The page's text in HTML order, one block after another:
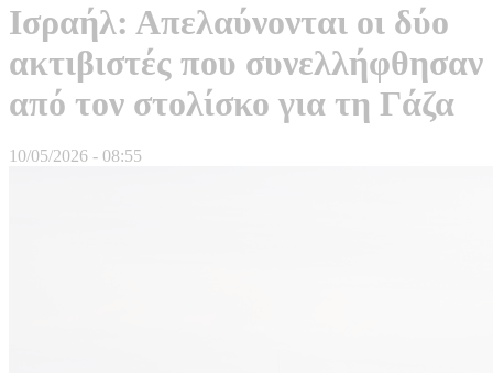
Ισραήλ: Απελαύνονται οι δύο
ακτιβιστές που συνελλήφθησαν
από τον στολίσκο για τη Γάζα
10/05/2026 - 08:55